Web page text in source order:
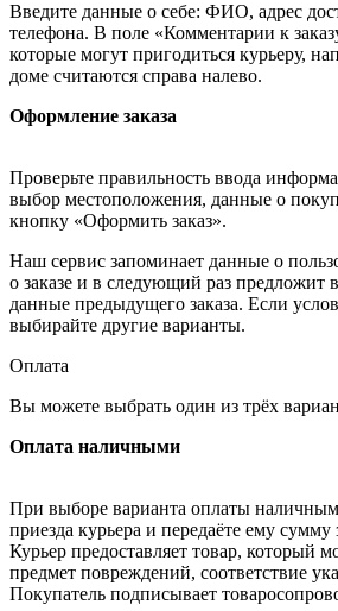
Введите данные о себе: ФИО, адрес
телефона. В поле «Комментарии к
которые могут пригодиться курьеру,
доме считаются справа налево.
Оформление заказа
Проверьте правильность ввода
выбор местоположения, данные о
кнопку «Оформить заказ».
Наш сервис запоминает данные о
о заказе и в следующий раз предложит
данные предыдущего заказа. Если
выбирайте другие варианты.
Оплата
Вы можете выбрать один из трёх
Оплата наличными
При выборе варианта оплаты
приезда курьера и передаёте ему сумму
Курьер предоставляет товар, который
предмет повреждений, соответствие
Покупатель подписывает